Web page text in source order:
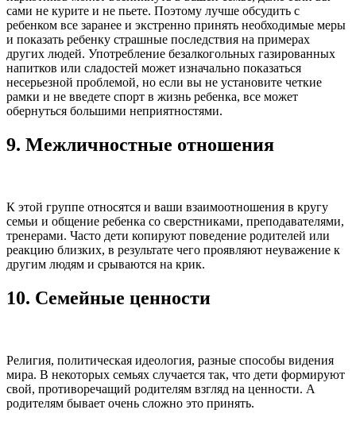
сами не курите и не пьете. Поэтому лучше обсудить с
ребенком все заранее и экстренно принять необходимые меры
и показать ребенку страшные последствия на примерах
других людей. Употребление безалкогольных газированных
напитков или сладостей может изначально показаться
несерьезной проблемой, но если вы не установите четкие
рамки и не введете спорт в жизнь ребенка, все может
обернуться большими неприятностями.
9. Межличностные отношения
К этой группе относятся и ваши взаимоотношения в кругу
семьи и общение ребенка со сверстниками, преподавателями,
тренерами. Часто дети копируют поведение родителей или
реакцию близких, в результате чего проявляют неуважение к
другим людям и срываются на крик.
10. Семейные ценности
Религия, политическая идеология, разные способы видения
мира. В некоторых семьях случается так, что дети формируют
свой, противоречащий родителям взгляд на ценности. А
родителям бывает очень сложно это принять.